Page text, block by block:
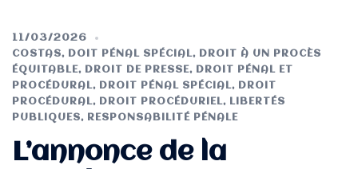
11/03/2026
COSTAS, DOIT PÉNAL SPÉCIAL,
DROIT À UN PROCÈS
ÉQUITABLE, DROIT DE PRESSE,
DROIT PÉNAL ET
PROCÉDURAL, DROIT PÉNAL SPÉCIAL,
DROIT
PROCÉDURAL, DROIT PROCÉDURIEL,
LIBERTÉS
PUBLIQUES, RESPONSABILITÉ PÉNALE
L’annonce de la